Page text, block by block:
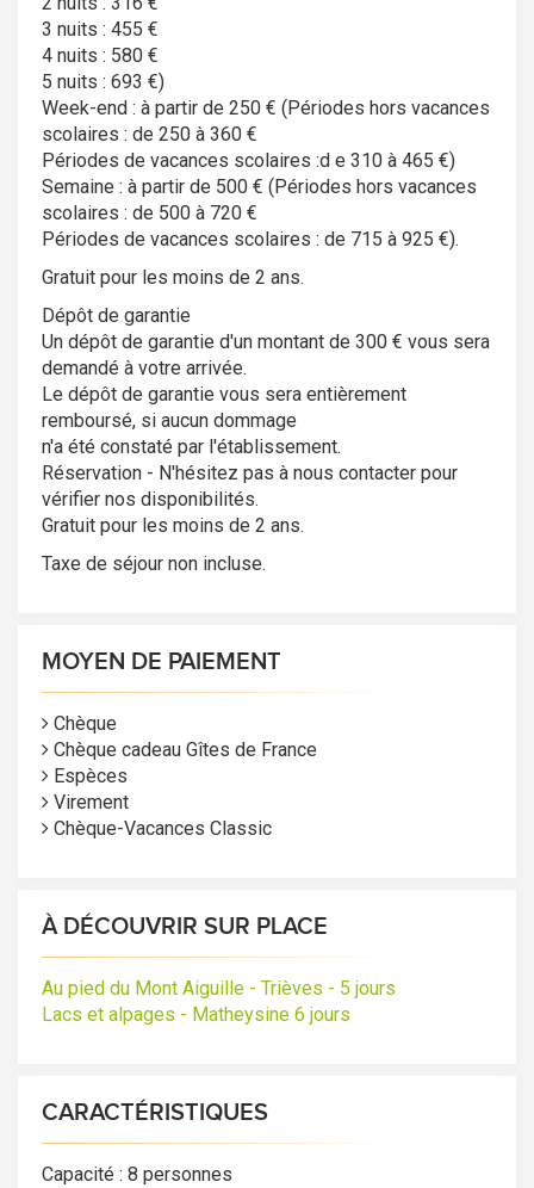
3 nuits : 455 €
4 nuits : 580 €
5 nuits : 693 €)
Week-end : à partir de 250 € (Périodes hors vacances
scolaires : de 250 à 360 €
Périodes de vacances scolaires :d e 310 à 465 €)
Semaine : à partir de 500 € (Périodes hors vacances
scolaires : de 500 à 720 €
Périodes de vacances scolaires : de 715 à 925 €).
Gratuit pour les moins de 2 ans.
Dépôt de garantie
Un dépôt de garantie d'un montant de 300 € vous sera
demandé à votre arrivée.
Le dépôt de garantie vous sera entièrement
remboursé, si aucun dommage
n'a été constaté par l'établissement.
Réservation - N'hésitez pas à nous contacter pour
vérifier nos disponibilités.
Gratuit pour les moins de 2 ans.
Taxe de séjour non incluse.
MOYEN DE PAIEMENT
Chèque
Chèque cadeau Gîtes de France
Espèces
Virement
Chèque-Vacances Classic
À DÉCOUVRIR SUR PLACE
Au pied du Mont Aiguille - Trièves - 5 jours
Lacs et alpages - Matheysine 6 jours
CARACTÉRISTIQUES
Capacité : 8 personnes